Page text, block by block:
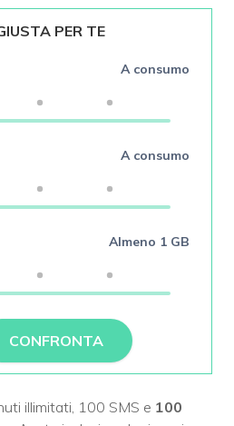
PER TE
A consumo
A consumo
Almeno 1 GB
CONFRONTA
illimitati, 100 SMS e 100